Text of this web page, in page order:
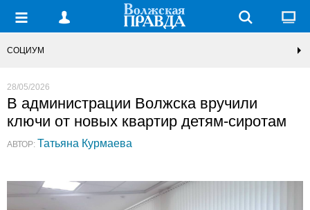
СОЦИУМ
28/05/2026
В администрации Волжска вручили
ключи от новых квартир детям-сиротам
АВТОР: Татьяна Курмаева